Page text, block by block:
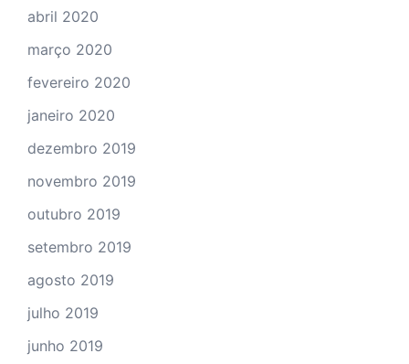
abril 2020
março 2020
fevereiro 2020
janeiro 2020
dezembro 2019
novembro 2019
outubro 2019
setembro 2019
agosto 2019
julho 2019
junho 2019